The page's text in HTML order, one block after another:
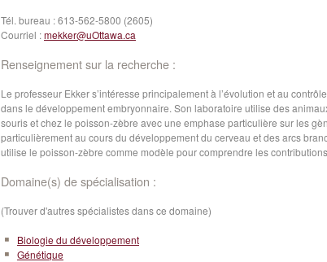
Tél. bureau :613-562-5800 (2605)
Courriel :mekker@uOttawa.ca
Renseignement sur la recherche :
Le professeur Ekker s’intéresse principalement à l’évolution et au
dans le développement embryonnaire. Son laboratoire utilise des
souris et chez le poisson-zèbre avec une emphase particulière sur les
particulièrement au cours du développement du cerveau et des arcs
utilise le poisson-zèbre comme modèle pour comprendre les
Domaine(s) de spécialisation :
(Trouver d'autres spécialistes dans ce domaine)
Biologie du développement
Génétique